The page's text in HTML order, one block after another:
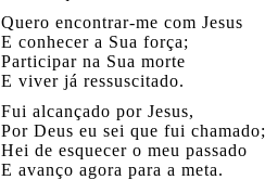
Quero encontrar-me com Jesus
E conhecer a Sua força;
Participar na Sua morte
E viver já ressuscitado.
Fui alcançado por Jesus,
Por Deus eu sei que fui chamado;
Hei de esquecer o meu passado
E avanço agora para a meta.